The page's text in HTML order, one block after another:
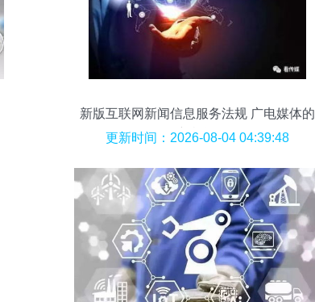
新版互联网新闻信息服务法规 广电媒体的
新机遇
更新时间：2026-08-04 04:39:48